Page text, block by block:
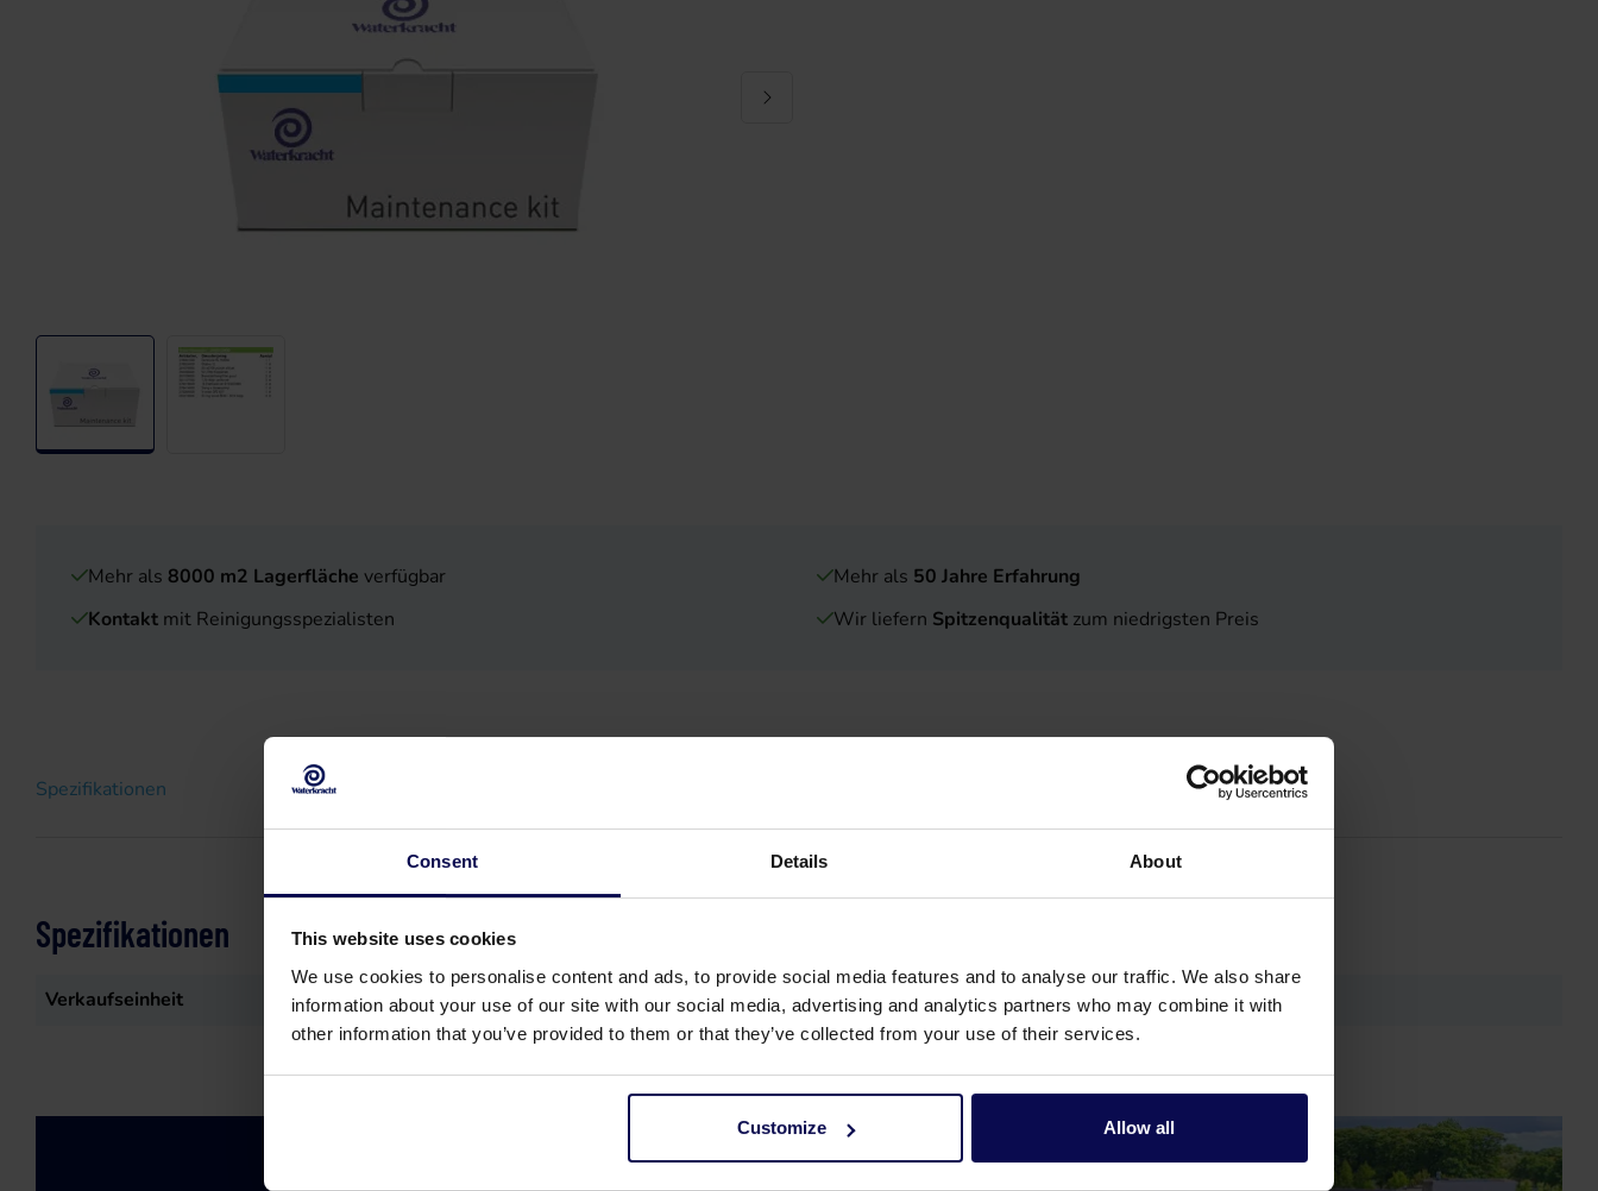
Consent Details About
This website uses cookies
We use cookies to personalise content and ads, to provide social media features and to analyse our traffic. We also share
information about your use of our site with our social media, advertising and analytics partners who may combine it with
other information that you’ve provided to them or that they’ve collected from your use of their services.
Customize Allow all
Mehr als 8000 m2 Lagerfläche verfügbar Mehr als 50 Jahre Erfahrung
Kontakt mit Reinigungsspezialisten Wir liefern Spitzenqualität zum niedrigsten Preis
Spezifikationen
Spezifikationen
Verkaufseinheit st